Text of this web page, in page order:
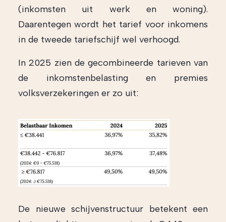
(inkomsten uit werk en woning).
Daarentegen wordt het tarief voor inkomens
in de tweede tariefschijf wel verhoogd.
In 2025 zien de gecombineerde tarieven van
de inkomstenbelasting en premies
volksverzekeringen er zo uit:
De nieuwe schijvenstructuur betekent een